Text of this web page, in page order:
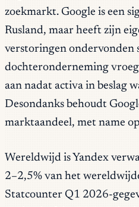
zoekmarkt. Google is een
Rusland, maar heeft zijn
verstoringen ondervonden
dochteronderneming
aan nadat activa in beslag
Desondanks behoudt
marktaandeel, met name
Wereldwijd is Yandex
2–2,5% van het
Statcounter Q1 2026-